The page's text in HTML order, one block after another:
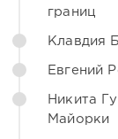
границ
Клавдия
Евгений
Никита
Майорки